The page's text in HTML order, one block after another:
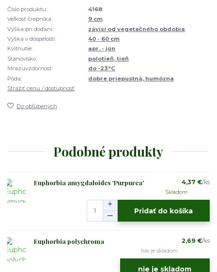
Číslo produktu:
4168
Veľkosť črepníka:
9 cm
Výška pri dodaní:
závisí od vegetačného obdobia
Výška v dospelosti:
40 - 60 cm
Kvitnutie:
apr. - jún
Stanovisko:
polotieň, tieň
Mrazuvzdornosť:
do -23°C
Pôda:
dobre priepustná, humózna
Strážiť cenu / dostupnosť
Do obľúbených
Podobné produkty
Euphorbia amygdaloides 'Purpurea' 4,37 €/ks
Skladom
Pridať do košíka
Euphorbia polychroma 2,69 €/ks
Nie je skladom
nie je skladom